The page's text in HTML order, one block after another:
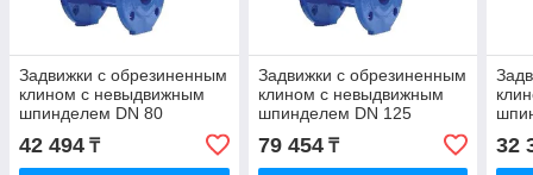
Задвижки с обрезиненным
клином с невыдвижным
шпинделем DN 80
42 494 ₸
Задвижки с обрезиненным
клином с невыдвижным
шпинделем DN 125
79 454₸ 32